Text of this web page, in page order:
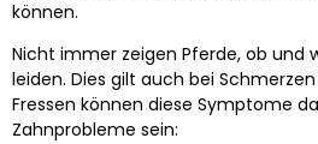
können.
Nicht immer zeigen Pferde, ob und
leiden. Dies gilt auch bei
Fressen können diese Symptome
Zahnprobleme sein: